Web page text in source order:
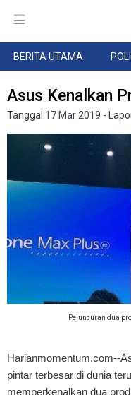
BERITA UTAMA
Asus Kenalkan
Tanggal 17 Mar 2019 -
Peluncuran dua
Harianmomentum.com--
pintar terbesar di dunia
memperkenalkan dua